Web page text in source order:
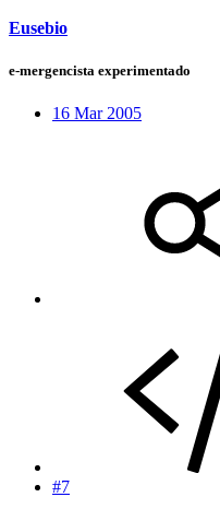
Eusebio
e-mergencista experimentado
16 Mar 2005
#7